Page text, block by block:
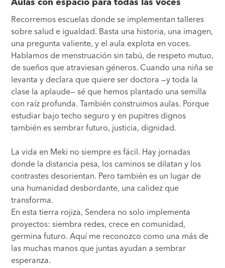
Recorremos escuelas donde se implementan talleres
sobre salud e igualdad. Basta una historia, una imagen,
una pregunta valiente, y el aula explota en voces.
Hablamos de menstruación sin tabú, de respeto mutuo,
de sueños que atraviesan géneros. Cuando una niña se
levanta y declara que quiere ser doctora —y toda la
clase la aplaude— sé que hemos plantado una semilla
con raíz profunda. También construimos aulas. Porque
estudiar bajo techo seguro y en pupitres dignos
también es sembrar futuro, justicia, dignidad.
La vida en Meki no siempre es fácil. Hay jornadas
donde la distancia pesa, los caminos se dilatan y los
contrastes desorientan. Pero también es un lugar de
una humanidad desbordante, una calidez que
transforma.
En esta tierra rojiza, Sendera no solo implementa
proyectos: siembra redes, crece en comunidad,
germina futuro. Aquí me reconozco como una más de
las muchas manos que juntas ayudan a sembrar
esperanza.